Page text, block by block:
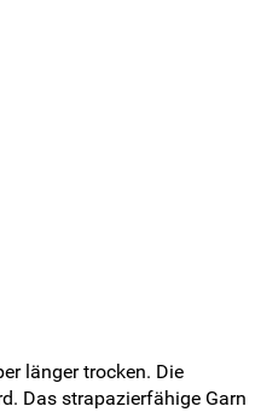
länger trocken. Die
Das strapazierfähige Garn